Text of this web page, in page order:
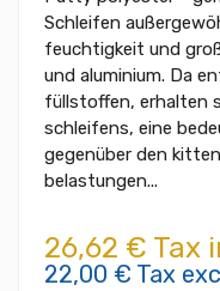
Schleifen
feuchtigkeit und
und aluminium. Da
füllstoffen, erhalten
schleifens, eine
gegenüber den
belastungen...
26,62 € Tax
22,00 € Tax